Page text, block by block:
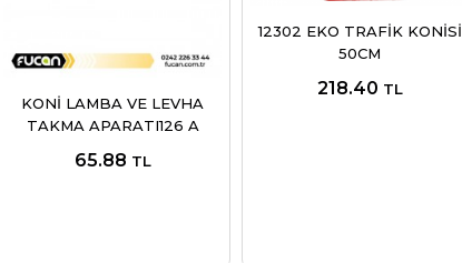
KONİ LAMBA VE LEVHA
TAKMA APARATI126 A
65.88 TL
12302 EKO TRAFİK KONİSİ
50CM
218.40 TL